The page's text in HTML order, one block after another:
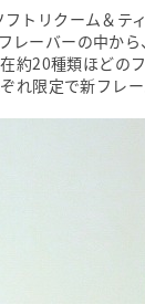
トリクーム＆テ
レーバーの中か
約20種類ほどの
限定で新フレ